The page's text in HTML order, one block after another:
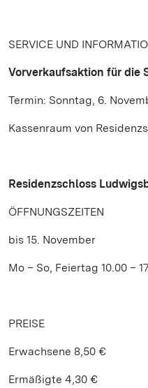
SERVICE UND
Vorverkaufsaktion für die
Termin: Sonntag, 6.
Kassenraum von
Residenzschloss
ÖFFNUNGSZEITEN
bis 15. November
Mo – So, Feiertag 10.00 –
PREISE
Erwachsene 8,50 €
Ermäßigte 4,30 €